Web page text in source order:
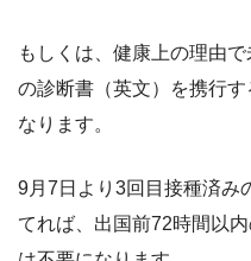
もしくは、健康上の理由
の診断書（英文）を携行
なります。
9月7日より3回目接種済み
てれば、出国前72時間以